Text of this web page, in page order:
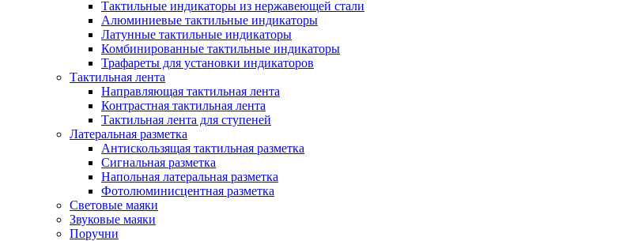
Тактильные индикаторы из нержавеющей стали
Алюминиевые тактильные индикаторы
Латунные тактильные индикаторы
Комбинированные тактильные индикаторы
Трафареты для установки индикаторов
Тактильная лента
Направляющая тактильная лента
Контрастная тактильная лента
Тактильная лента для ступеней
Латеральная разметка
Антискользящая тактильная разметка
Сигнальная разметка
Напольная латеральная разметка
Фотолюминисцентная разметка
Световые маяки
Звуковые маяки
Поручни